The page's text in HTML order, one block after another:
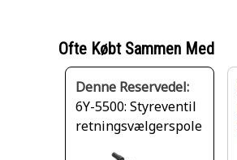
Ofte Købt Sammen Med
Denne Reservedel:
6Y-5500: Styreventil
retningsvælgerspole